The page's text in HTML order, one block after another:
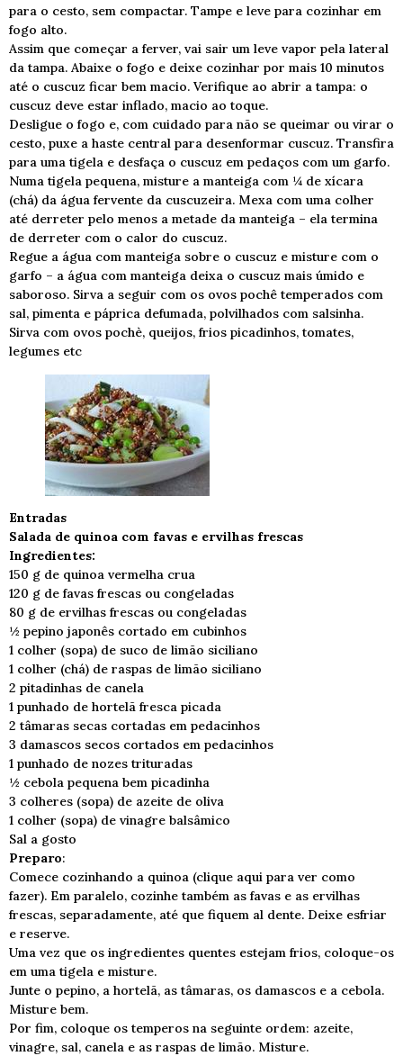
para o cesto, sem compactar. Tampe e leve para cozinhar em
fogo alto.
Assim que começar a ferver, vai sair um leve vapor pela lateral
da tampa. Abaixe o fogo e deixe cozinhar por mais 10 minutos
até o cuscuz ficar bem macio. Verifique ao abrir a tampa: o
cuscuz deve estar inflado, macio ao toque.
Desligue o fogo e, com cuidado para não se queimar ou virar o
cesto, puxe a haste central para desenformar cuscuz. Transfira
para uma tigela e desfaça o cuscuz em pedaços com um garfo.
Numa tigela pequena, misture a manteiga com ¼ de xícara
(chá) da água fervente da cuscuzeira. Mexa com uma colher
até derreter pelo menos a metade da manteiga – ela termina
de derreter com o calor do cuscuz.
Regue a água com manteiga sobre o cuscuz e misture com o
garfo – a água com manteiga deixa o cuscuz mais úmido e
saboroso. Sirva a seguir com os ovos pochê temperados com
sal, pimenta e páprica defumada, polvilhados com salsinha.
Sirva com ovos pochè, queijos, frios picadinhos, tomates,
legumes etc
Entradas
Salada de quinoa com favas e ervilhas frescas
Ingredientes:
150 g de quinoa vermelha crua
120 g de favas frescas ou congeladas
80 g de ervilhas frescas ou congeladas
½ pepino japonês cortado em cubinhos
1 colher (sopa) de suco de limão siciliano
1 colher (chá) de raspas de limão siciliano
2 pitadinhas de canela
1 punhado de hortelã fresca picada
2 tâmaras secas cortadas em pedacinhos
3 damascos secos cortados em pedacinhos
1 punhado de nozes trituradas
½ cebola pequena bem picadinha
3 colheres (sopa) de azeite de oliva
1 colher (sopa) de vinagre balsâmico
Sal a gosto
Preparo:
Comece cozinhando a quinoa (clique aqui para ver como
fazer). Em paralelo, cozinhe também as favas e as ervilhas
frescas, separadamente, até que fiquem al dente. Deixe esfriar
e reserve.
Uma vez que os ingredientes quentes estejam frios, coloque-os
em uma tigela e misture.
Junte o pepino, a hortelã, as tâmaras, os damascos e a cebola.
Misture bem.
Por fim, coloque os temperos na seguinte ordem: azeite,
vinagre, sal, canela e as raspas de limão. Misture.